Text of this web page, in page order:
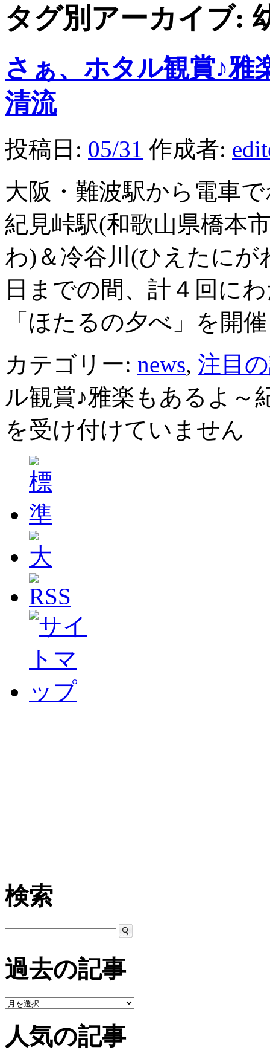
タグ別アーカイブ:
さぁ、ホタル観賞♪雅
清流
投稿日: 05/31 作成者:
大阪・難波駅から電車
紀見峠駅(和歌山県橋本
わ)＆冷谷川(ひえたにが
日までの間、計４回に
「ほたるの夕べ」を開
カテゴリー: news, 注目
ル観賞♪雅楽もあるよ～
を受け付けていません
検索
過去の記事
人気の記事